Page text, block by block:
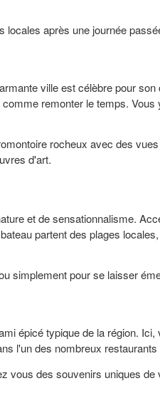
après une journée
ville est célèbre pour
remonter le temps. Vous
rocheux avec des
d'art.
et de sensationnalisme.
partent des plages
simplement pour se laisser
épicé typique de la région.
l'un des nombreux restaurants
vous des souvenirs uniques de